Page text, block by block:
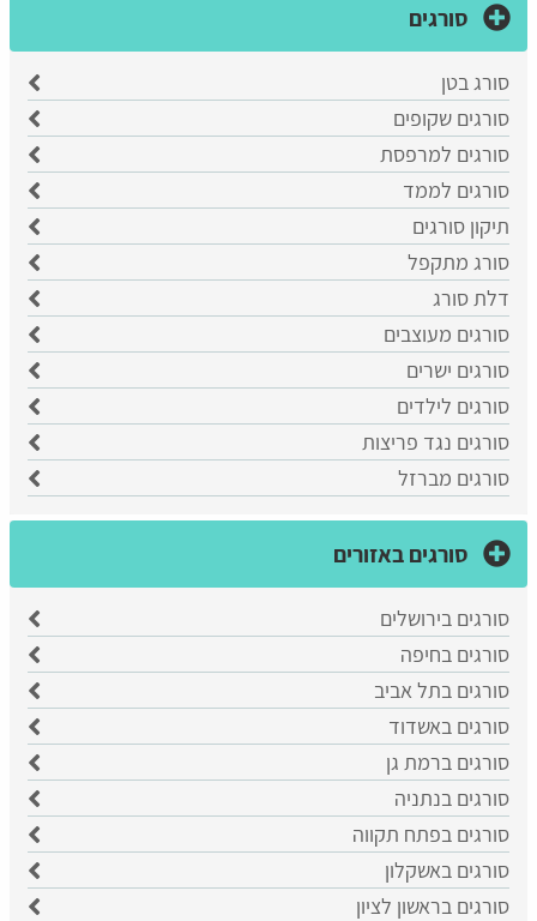
סורגים
סורג בטן
סורגים שקופים
סורגים למרפסת
סורגים לממד
תיקון סורגים
סורג מתקפל
דלת סורג
סורגים מעוצבים
סורגים ישרים
סורגים לילדים
סורגים נגד פריצות
סורגים מברזל
סורגים באזורים
סורגים בירושלים
סורגים בחיפה
סורגים בתל אביב
סורגים באשדוד
סורגים ברמת גן
סורגים בנתניה
סורגים בפתח תקווה
סורגים באשקלון
סורגים בראשון לציון